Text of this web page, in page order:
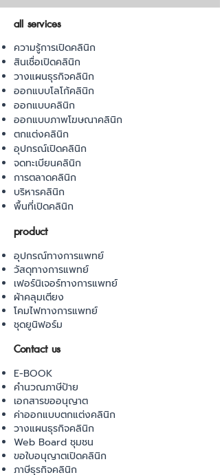
all services
ความรู้การเปิดคลินิก
สินเชื่อเปิดคลินิก
วางแผนธุรกิจคลินิก
ออกแบบโลโก้คลินิก
ออกแบบคลินิก
ออกแบบภาพโฆษณาคลินิก
ตกแต่งคลินิก
อุปกรณ์เปิดคลินิก
จดทะเบียนคลินิก
การตลาดคลินิก
บริหารคลินิก
พื้นที่เปิดคลินิก
product
อุปกรณ์ทางการแพทย์
วัสดุทางการแพทย์
เฟอร์นิเจอร์ทางการแพทย์
ผ้าคลุมเตียง
โคมไฟทางการแพทย์
ชุดยูนิฟอร์ม
Contact us
E-BOOK
คำนวณภาษีป้าย
เอกสารขออนุญาต
ค่าออกแบบตกแต่งคลินิก
วางแผนธุรกิจคลินิก
Web Board ชุมชน
ขอใบอนุญาตเปิดคลินิก
ภาษีธุรกิจคลินิก